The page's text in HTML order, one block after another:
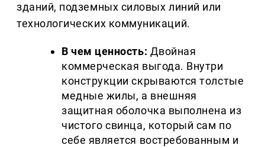
зданий, подземных силовых линий или
технологических коммуникаций.
В чем ценность: Двойная
коммерческая выгода. Внутри
конструкции скрываются толстые
медные жилы, а внешняя
защитная оболочка выполнена из
чистого свинца, который сам по
себе является востребованным и